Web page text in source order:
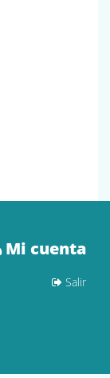
Mi cuenta
Salir